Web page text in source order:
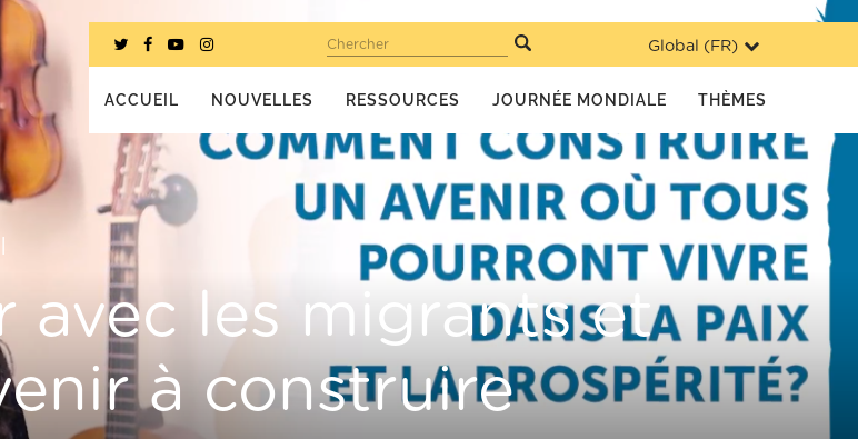
Global (FR)
Chercher
ACCUEIL NOUVELLES RESSOURCES JOURNÉE MONDIALE THÈMES
avec les migrants et
à construire